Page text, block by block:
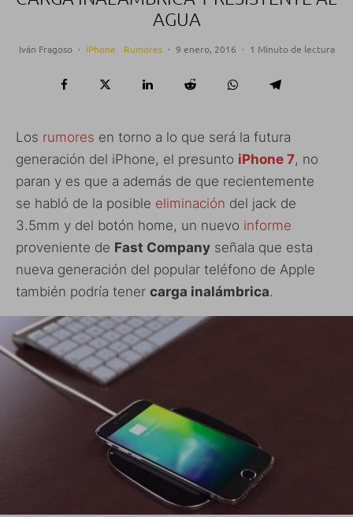
AGUA
Iván Fragoso · iPhone Rumores · 9 enero, 2016 · 1 Minuto de lectura
Los rumores en torno a lo que será la futura
generación del iPhone, el presunto iPhone 7, no
paran y es que a además de que recientemente
se habló de la posible eliminación del jack de
3.5mm y del botón home, un nuevo informe
proveniente de Fast Company señala que esta
nueva generación del popular teléfono de Apple
también podría tener carga inalámbrica.